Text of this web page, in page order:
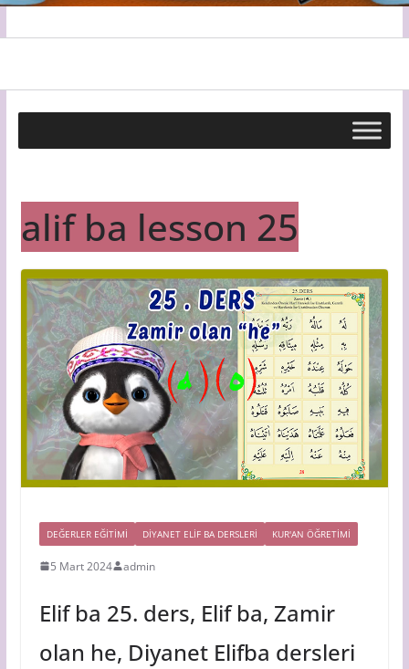
alif ba lesson 25
DEĞERLER EĞİTİMİ DIYANET ELIF BA DERSLERI KUR'AN ÖĞRETİMİ
5 Mart 2024 admin
Elif ba 25. ders, Elif ba, Zamir
olan he, Diyanet Elifba dersleri